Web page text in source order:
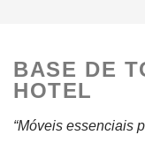
BASE DE
HOTEL
“Móveis essenciais